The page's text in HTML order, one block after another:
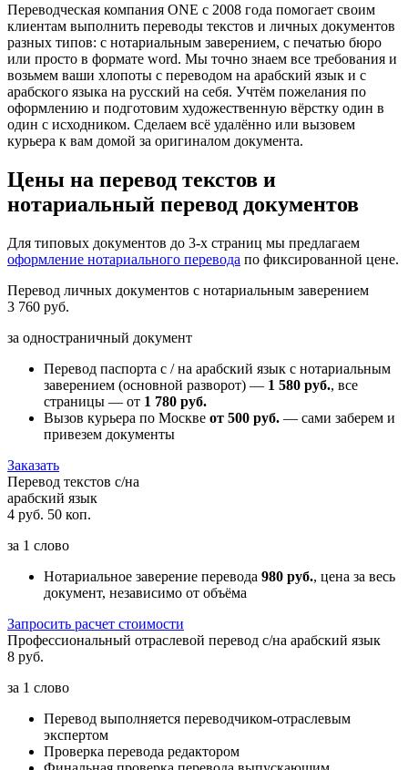
Переводческая компания ONE с 2008 года помогает своим
клиентам выполнить переводы текстов и личных документов
разных типов: с нотариальным заверением, с печатью бюро
или просто в формате word. Мы точно знаем все требования и
возьмем ваши хлопоты с переводом на арабский язык и с
арабского языкa на русский на себя. Учтём пожелания по
оформлению и подготовим художественную вёрстку один в
один с исходником. Сделаем всё удалённо или вызовем
курьера к вам домой за оригиналом документа.
Цены на перевод текстов и
нотариальный перевод документов
Для типовых документов до 3-х страниц мы предлагаем
оформление нотариального перевода по фиксированной цене.
Перевод личных документов с нотариальным заверением
3 760 руб.
за одностраничный документ
Перевод паспорта с / на арабский язык с нотариальным
заверением (основной разворот) — 1 580 руб., все
страницы — от 1 780 руб.
Вызов курьера по Москве от 500 руб. — сами заберем и
привезем документы
Заказать
Перевод текстов с/на
арабский язык
4 руб. 50 коп.
за 1 слово
Нотариальное заверение перевода 980 руб., цена за весь
документ, независимо от объёма
Запросить расчет стоимости
Профессиональный отраслевой перевод с/на арабский язык
8 руб.
за 1 слово
Перевод выполняется переводчиком-отраслевым
экспертом
Проверка перевода редактором